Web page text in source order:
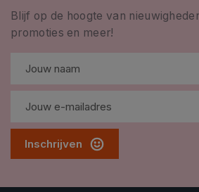
Blijf op de hoogte van
promoties en meer!
Inschrijven